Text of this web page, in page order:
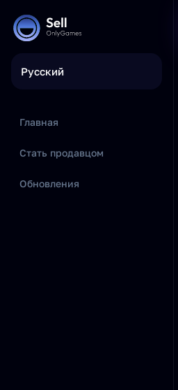
Русский
Главная
Стать продавцом
Обновления